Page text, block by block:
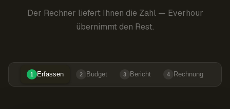
Der Rechner liefert Ihnen die Zahl — Everhour
übernimmt den Rest.
1 Erfassen 2 Budget 3 Bericht 4 Rechnung